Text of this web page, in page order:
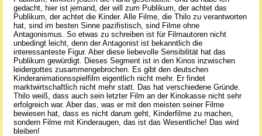
gedacht, hier ist jemand, der will zum Publikum, der achtet das
Publikum, der achtet die Kinder. Alle Filme, die Thilo zu verantworten
hat, sind im besten Sinne pazifistisch, sind Filme ohne
Antagonismus. So etwas zu schreiben ist für Filmautoren nicht
unbedingt leicht, denn der Antagonist ist bekanntlich die
interessanteste Figur. Aber diese liebevolle Sensibilität hat das
Publikum gewürdigt. Dieses Segment ist in den Kinos inzwischen
leidergottes zusammengebrochen. Es gibt den deutschen
Kinderanimationsspielfilm eigentlich nicht mehr. Er findet
marktwirtschaftlich nicht mehr statt. Das hat verschiedene Gründe.
Thilo weiß, dass auch sein letzter Film an der Kinokasse nicht sehr
erfolgreich war. Aber das, was er mit den meisten seiner Filme
bewiesen hat, dass es nicht darum geht, Kinderfilme zu machen,
sondern Filme mit Kinderaugen, das ist das Wesentliche! Das wird
bleiben!